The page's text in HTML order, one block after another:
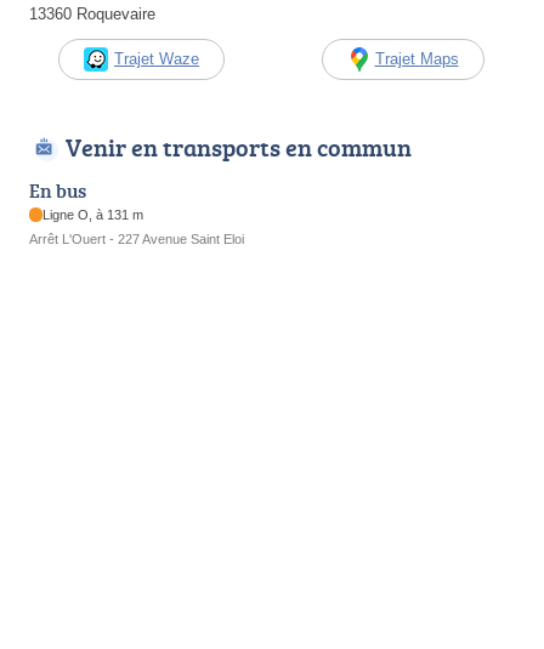
13360 Roquevaire
Trajet Waze Trajet Maps
Venir en transports en commun
En bus
Ligne O, à 131 m
Arrêt L'Ouert - 227 Avenue Saint Eloi